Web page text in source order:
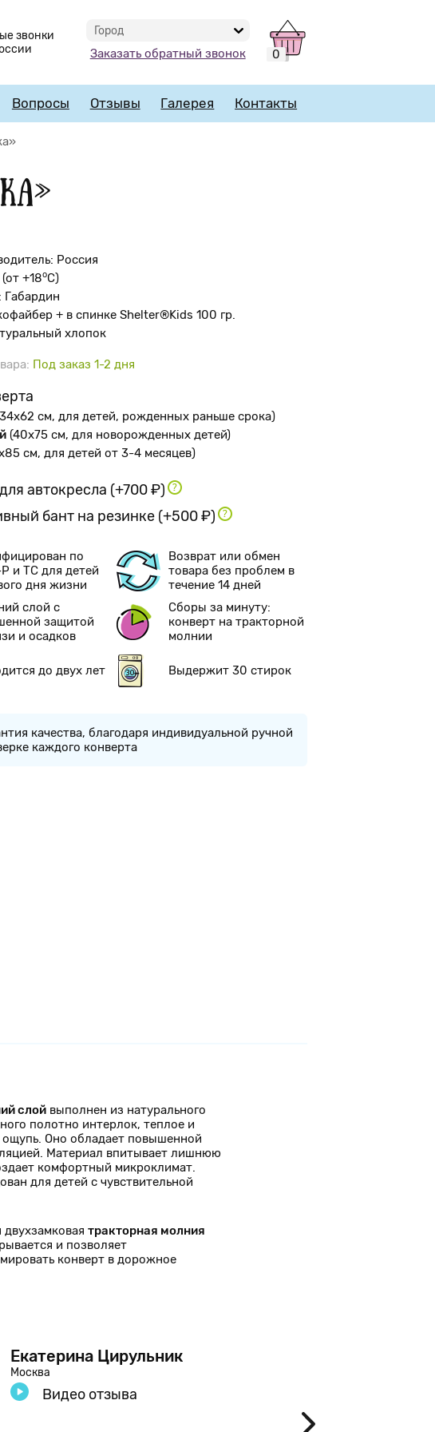
звонки
Город
Заказать обратный звонок 0
Вопросы Отзывы Галерея Контакты
Россия
+18оС)
+ в спинке Shelter®Kids 100 гр.
хлопок
Под заказ 1-2 дня
см, для детей, рожденных раньше срока)
(40х75 см, для новорожденных детей)
см, для детей от 3-4 месяцев)
автокресла (+700 ₽)
бант на резинке (+500 ₽)
по
и ТС для детей
дня жизни
Возврат или обмен
товара без проблем в
течение 14 дней
слой с
защитой
и осадков
Сборы за минуту:
конверт на тракторной
молнии
до двух лет Выдержит 30 стирок
качества, благодаря индивидуальной ручной
каждого конверта
слой выполнен из натурального
полотно интерлок, теплое и
ощупь. Оно обладает повышенной
Материал впитывает лишнюю
комфортный микроклимат.
для детей с чувствительной
двухзамковаятракторная молния
и позволяет
конверт в дорожное
Екатерина Цирульник
Москва
Видео отзыва